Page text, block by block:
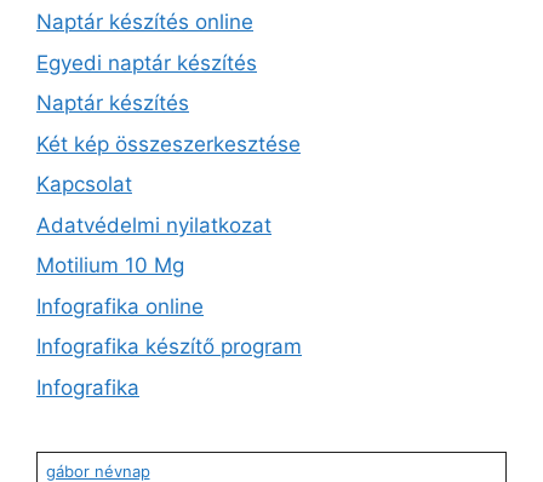
Naptár készítés online
Egyedi naptár készítés
Naptár készítés
Két kép összeszerkesztése
Kapcsolat
Adatvédelmi nyilatkozat
Motilium 10 Mg
Infografika online
Infografika készítő program
Infografika
gábor névnap